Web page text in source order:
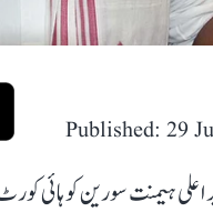
Published: 29
ہیمنت سورین کو